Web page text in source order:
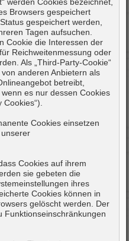
werden Cookies bezeichnet,
Browsers gespeichert
gespeichert werden,
Tagen aufsuchen.
Cookie die Interessen der
Reichweitenmessung oder
Als „Third-Party-Cookie“
anderen Anbietern als
betreibt,
es nur dessen Cookies
Cookies einsetzen
Cookies auf ihrem
sie gebeten die
ihres
Cookies können in
gelöscht werden. Der
Funktionseinschränkungen